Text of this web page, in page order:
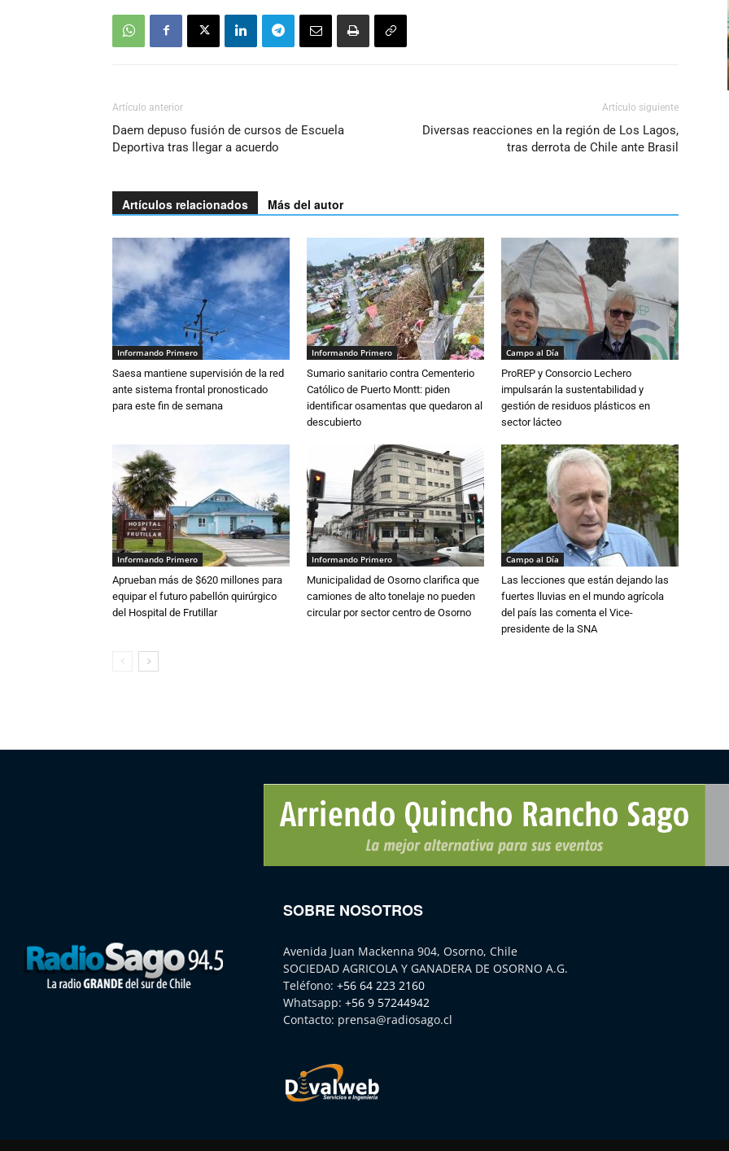
Artículo anterior
Daem depuso fusión de cursos de Escuela
Deportiva tras llegar a acuerdo
Artículo siguiente
Diversas reacciones en la región de Los Lagos,
tras derrota de Chile ante Brasil
Artículos relacionados Más del autor
Informando Primero
Saesa mantiene supervisión de la red
ante sistema frontal pronosticado
para este fin de semana
Informando Primero
Sumario sanitario contra Cementerio
Católico de Puerto Montt: piden
identificar osamentas que quedaron al
descubierto
Campo al Día
ProREP y Consorcio Lechero
impulsarán la sustentabilidad y
gestión de residuos plásticos en
sector lácteo
Informando Primero
Aprueban más de $620 millones para
equipar el futuro pabellón quirúrgico
del Hospital de Frutillar
Informando Primero
Municipalidad de Osorno clarifica que
camiones de alto tonelaje no pueden
circular por sector centro de Osorno
Campo al Día
Las lecciones que están dejando las
fuertes lluvias en el mundo agrícola
del país las comenta el Vice-
presidente de la SNA
SOBRE NOSOTROS
Avenida Juan Mackenna 904, Osorno, Chile
SOCIEDAD AGRICOLA Y GANADERA DE OSORNO A.G.
Teléfono: +56 64 223 2160
Whatsapp: +56 9 57244942
Contacto: prensa@radiosago.cl